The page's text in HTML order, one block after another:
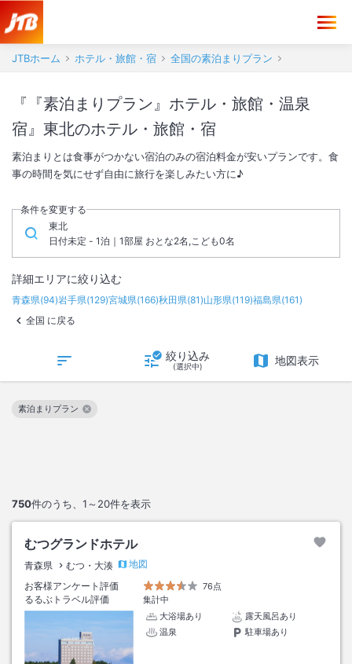
JTBホーム ホテル・旅館・宿 全国の素泊まりプラン
『『素泊まりプラン』ホテル・旅館・温泉
宿』東北のホテル・旅館・宿
素泊まりとは食事がつかない宿泊のみの宿泊料金が安いプランです。食
事の時間を気にせず自由に旅行を楽しみたい方に♪
条件を変更する
東北
日付未定 - 1泊｜1部屋 おとな2名,こども0名
詳細エリアに絞り込む
青森県(94)岩手県(129)宮城県(166)秋田県(81)山形県(119)福島県(161)
全国 に戻る
絞り込み
(選択中) 地図表示
750件のうち、 1～20件を表示
素泊まりプラン
この絞り込み条件を解除
むつグランドホテル
青森県 むつ・大湊
地図
お客様アンケート評価
76点
るるぶトラベル評価
集計中
大浴場あり
露天風呂あり
温泉
駐車場あり